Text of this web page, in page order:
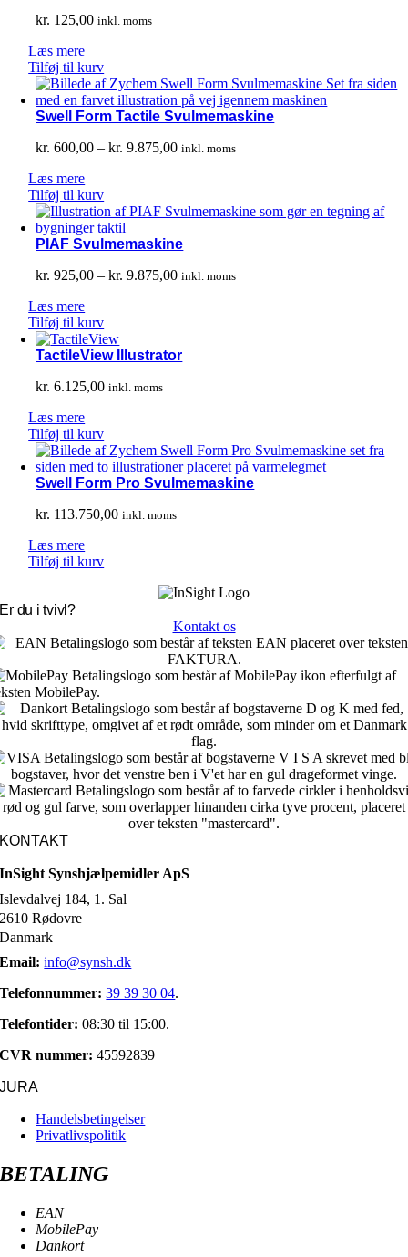
kr. 125,00 inkl. moms
Læs mere
Tilføj til kurv
Swell Form Tactile Svulmemaskine
kr. 600,00 – kr. 9.875,00Prisinterval:
inkl. moms
Læs mere
Tilføj til kurv
PIAF Svulmemaskine
kr. 925,00 – kr. 9.875,00Prisinterval:
inkl. moms
Læs mere
Tilføj til kurv
TactileView Illustrator
kr. 6.125,00 inkl. moms
Læs mere
Tilføj til kurv
Swell Form Pro Svulmemaskine
kr. 113.750,00 inkl. moms
Læs mere
Tilføj til kurv
Er du i tvivl?
Kontakt os
KONTAKT
InSight Synshjælpemidler ApS
Islevdalvej 184, 1. Sal
2610 Rødovre
Danmark
Email: info@synsh.dk
Telefonnummer: 39 39 30 04.
Telefontider: 08:30 til 15:00.
CVR nummer: 45592839
JURA
Handelsbetingelser
Privatlivspolitik
BETALING
EAN
MobilePay
Dankort